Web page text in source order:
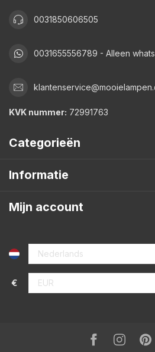
0031850606505
0031655556789 - Alleen
KVK nummer: 72991763
Categorieën
Informatie
Mijn account
€